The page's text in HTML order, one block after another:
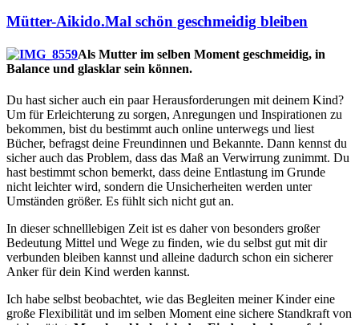
Mütter-Aikido.Mal schön geschmeidig bleiben
Als Mutter im selben Moment geschmeidig, in
Balance und glasklar sein können.
Du hast sicher auch ein paar Herausforderungen mit deinem Kind?
Um für Erleichterung zu sorgen, Anregungen und Inspirationen zu
bekommen, bist du bestimmt auch online unterwegs und liest
Bücher, befragst deine Freundinnen und Bekannte. Dann kennst du
sicher auch das Problem, dass das Maß an Verwirrung zunimmt. Du
hast bestimmt schon bemerkt, dass deine Entlastung im Grunde
nicht leichter wird, sondern die Unsicherheiten werden unter
Umständen größer. Es fühlt sich nicht gut an.
In dieser schnelllebigen Zeit ist es daher von besonders großer
Bedeutung Mittel und Wege zu finden, wie du selbst gut mit dir
verbunden bleiben kannst und alleine dadurch schon ein sicherer
Anker für dein Kind werden kannst.
Ich habe selbst beobachtet, wie das Begleiten meiner Kinder eine
große Flexibilität und im selben Moment eine sichere Standkraft von